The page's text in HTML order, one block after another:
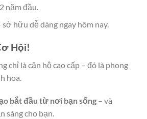
năm đầu.
hữu dễ dàng ngay hôm nay.
Hội!
chỉ là căn hộ cao cấp – đó là phong
hoa.
bắt đầu từ nơi bạn sống – và
sàng cho bạn.